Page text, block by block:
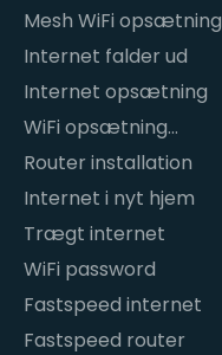
Mesh WiFi opsætning
Internet falder ud
Internet opsætning
WiFi opsætning
hjemme
Router installation
Internet i nyt hjem
Trægt internet
WiFi password
Fastspeed internet
Fastspeed router